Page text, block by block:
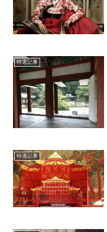
特選記事
特選記事